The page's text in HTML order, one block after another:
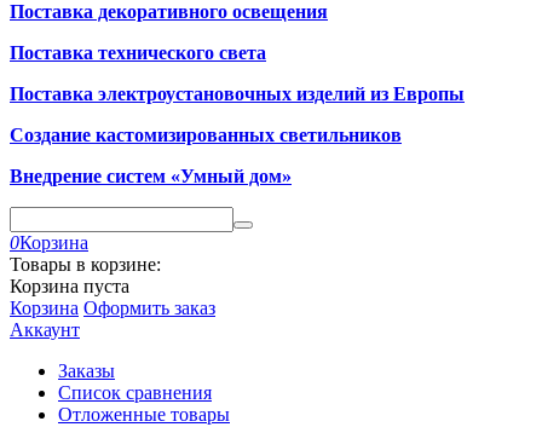
Поставка декоративного освещения
Поставка технического света
Поставка электроустановочных изделий из Европы
Создание кастомизированных светильников
Внедрение систем «Умный дом»
0Корзина
Товары в корзине:
Корзина пуста
Корзина Оформить заказ
Аккаунт
Заказы
Список сравнения
Отложенные товары